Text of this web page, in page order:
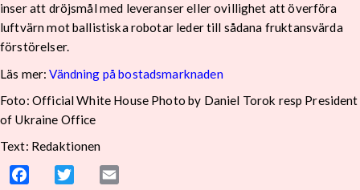
inser att dröjsmål med leveranser eller ovillighet att överföra
luftvärn mot ballistiska robotar leder till sådana fruktansvärda
förstörelser.
Läs mer:Vändning på bostadsmarknaden
Foto: Official White House Photo by Daniel Torok resp President
of Ukraine Office
Text: Redaktionen
Facebook Twitter